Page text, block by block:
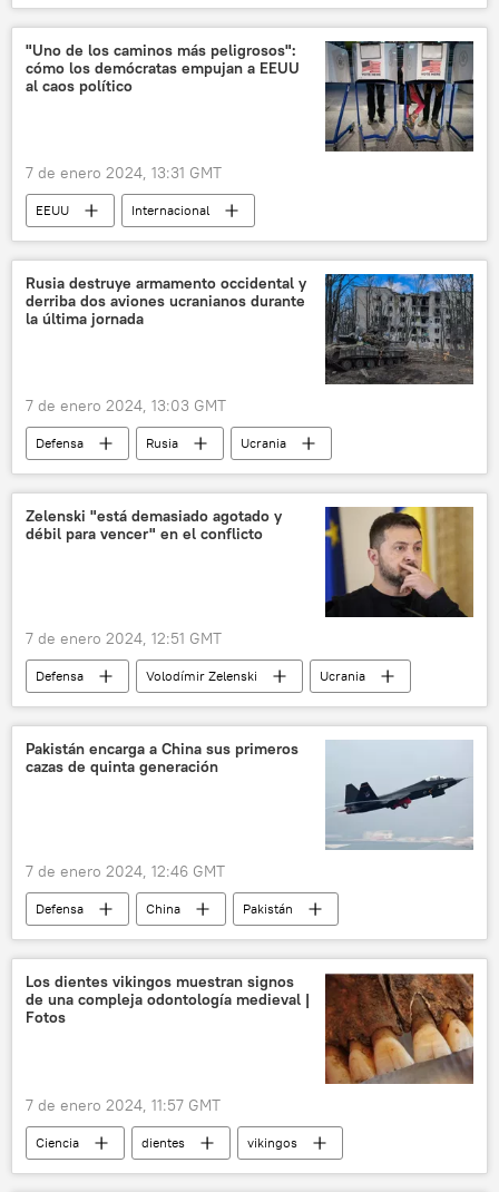
Ucrania
Japón 🌏 Asia
"Uno de los caminos más peligrosos":
cómo los demócratas empujan a EEUU
al caos político
7 de enero 2024, 13:31 GMT
EEUU
Internacional
Elecciones presidenciales de EEUU (2024)
Donald Trump
💬 Opinión y Análisis
demócratas
Rusia destruye armamento occidental y
derriba dos aviones ucranianos durante
la última jornada
7 de enero 2024, 13:03 GMT
Defensa Rusia
Ucrania
📰 Operación rusa de desmilitarización y desnazificación de Ucrania
🛡️ Zonas de conflicto
Ministerio de Defensa de Rusia
Zelenski "está demasiado agotado y
débil para vencer" en el conflicto
7 de enero 2024, 12:51 GMT
Defensa Volodímir Zelenski
Ucrania
📰 Operación rusa de desmilitarización y desnazificación de Ucrania
🛡️ Zonas de conflicto
🌍 Europa
Pakistán encarga a China sus primeros
cazas de quinta generación
7 de enero 2024, 12:46 GMT
Defensa China
Pakistán
aviones de caza
fuerza aérea
J-20
Fuerza Aérea de Pakistán
🛡️ Industria militar
industria aeronáutica
Los dientes vikingos muestran signos
de una compleja odontología medieval |
Fotos
7 de enero 2024, 11:57 GMT
Ciencia dientes
vikingos
Suecia
🌍 Europa